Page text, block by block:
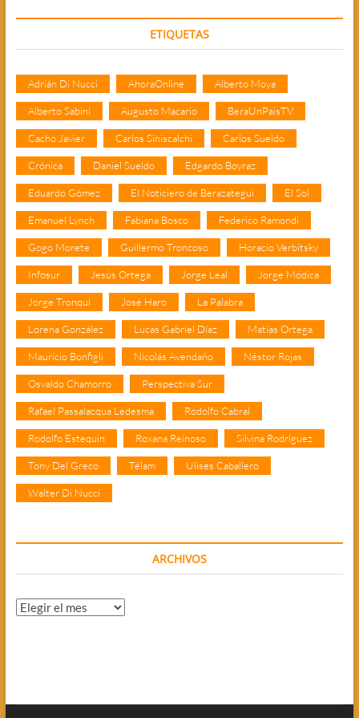
ETIQUETAS
Adrián Di Nucci AhoraOnline Alberto Moya
Alberto Sabini Augusto Macario BeraUnPaisTV
Cacho Javier Carlos Siniscalchi Carlos Sueldo
Crónica Daniel Sueldo Edgardo Boyraz
Eduardo Gómez El Noticiero de Berazategui El Sol
Emanuel Lynch Fabiana Bosco Federico Ramondi
Gogo Morete Guillermo Troncoso Horacio Verbitsky
Infosur Jesús Ortega Jorge Leal Jorge Módica
Jorge Tronqui José Haro La Palabra
Lorena González Lucas Gabriel Díaz Matías Ortega
Mauricio Bonfigli Nicolás Avendaño Néstor Rojas
Osvaldo Chamorro Perspectiva Sur
Rafael Passalacqua Ledesma Rodolfo Cabral
Rodolfo Estequin Roxana Reinoso Silvina Rodríguez
Tony Del Greco Télam Ulises Caballero
Walter Di Nucci
ARCHIVOS
Archivos